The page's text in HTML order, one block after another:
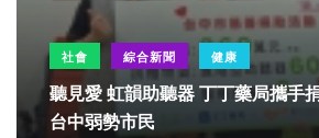
社會 綜合新聞 健康
聽見愛 虹韻助聽器 丁丁藥局攜手
台中弱勢市民